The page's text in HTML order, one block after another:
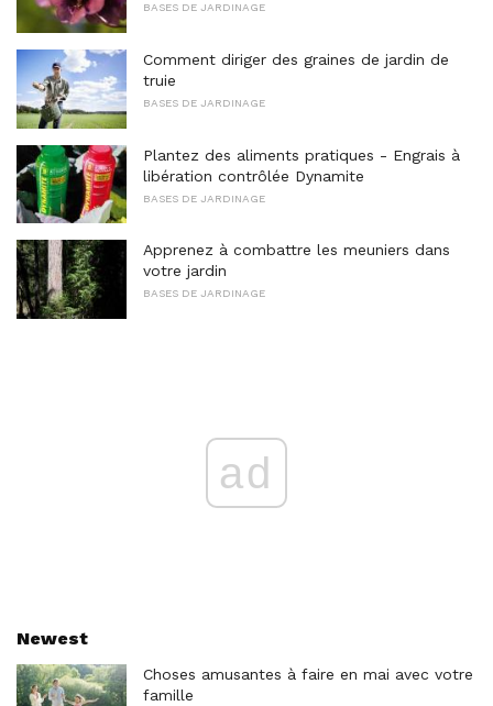
BASES DE JARDINAGE
Comment diriger des graines de jardin de
truie
BASES DE JARDINAGE
Plantez des aliments pratiques - Engrais à
libération contrôlée Dynamite
BASES DE JARDINAGE
Apprenez à combattre les meuniers dans
votre jardin
BASES DE JARDINAGE
ad
Newest
Choses amusantes à faire en mai avec votre
famille